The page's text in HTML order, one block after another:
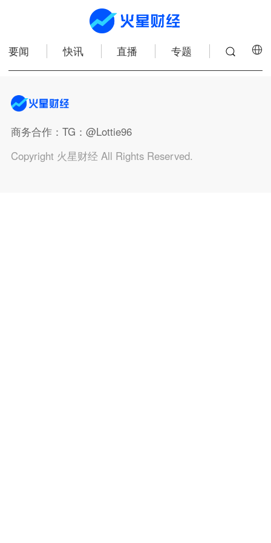
要闻 快讯 直播 专题
商务合作：TG：@Lottie96
Copyright 火星财经 All Rights Reserved.